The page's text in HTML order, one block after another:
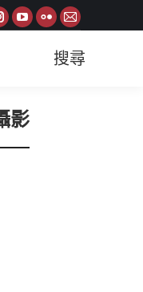
YouTube
new
window
Flickr
page
opens
Mail
opens
Search:
搜尋
影